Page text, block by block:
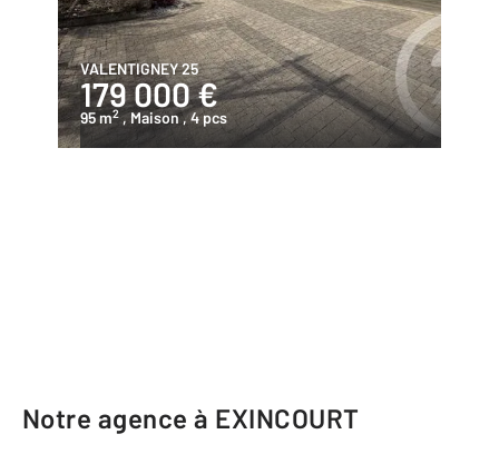
VALENTIGNEY 25
179 000 €
95 m2 , Maison , 4 pcs
Notre agence à EXINCOURT